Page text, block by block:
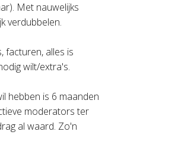
Met nauwelijks
verdubbelen.
facturen, alles is
wilt/extra's.
hebben is 6 maanden
moderators ter
al waard. Zo'n